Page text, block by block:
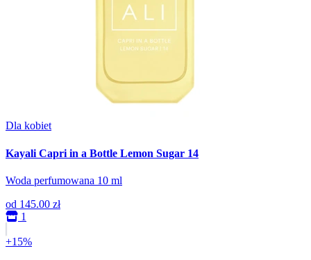
Dla kobiet
Kayali Capri in a Bottle Lemon Sugar 14
Woda perfumowana 10 ml
od 145.00 zł
1
+15%